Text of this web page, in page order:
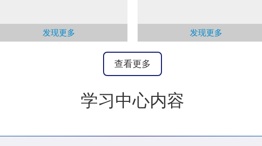
发现更多 发现更多
查看更多
学习中心内容